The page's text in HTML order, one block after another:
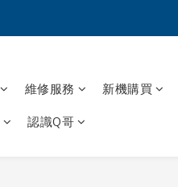
維修服務 新機購買
認識Q哥